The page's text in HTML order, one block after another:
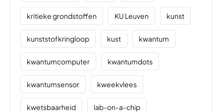
kritieke grondstoffen KU Leuven kunst
kunststofkringloop kust kwantum
kwantumcomputer kwantumdots
kwantumsensor kweekvlees
kwetsbaarheid lab-on-a-chip